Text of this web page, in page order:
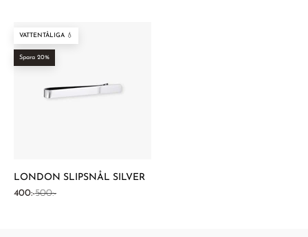
VATTENTÅLIGA 💧
Spara 20%
LONDON SLIPSNÅL SILVER
REA-pris
400:-Pris
500:-